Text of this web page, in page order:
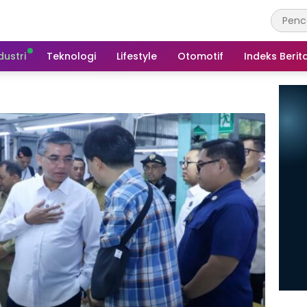
Teknologi Lifestyle Otomotif Indeks